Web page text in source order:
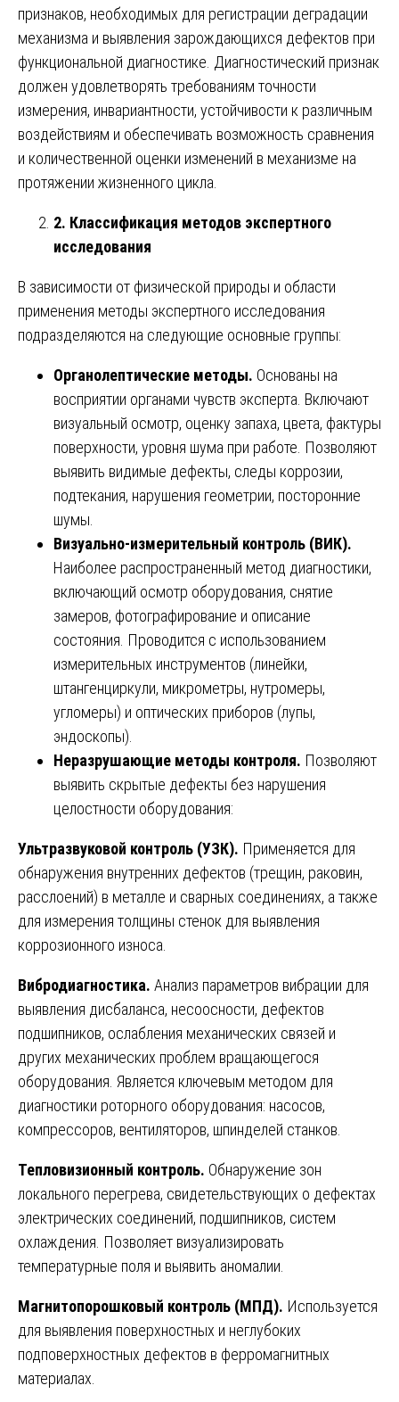
признаков, необходимых для регистрации деградации
механизма и выявления зарождающихся дефектов при
функциональной диагностике. Диагностический признак
должен удовлетворять требованиям точности
измерения, инвариантности, устойчивости к различным
воздействиям и обеспечивать возможность сравнения
и количественной оценки изменений в механизме на
протяжении жизненного цикла.
2. Классификация методов экспертного
исследования
В зависимости от физической природы и области
применения методы экспертного исследования
подразделяются на следующие основные группы:
Органолептические методы. Основаны на
восприятии органами чувств эксперта. Включают
визуальный осмотр, оценку запаха, цвета, фактуры
поверхности, уровня шума при работе. Позволяют
выявить видимые дефекты, следы коррозии,
подтекания, нарушения геометрии, посторонние
шумы.
Визуально-измерительный контроль (ВИК).
Наиболее распространенный метод диагностики,
включающий осмотр оборудования, снятие
замеров, фотографирование и описание
состояния. Проводится с использованием
измерительных инструментов (линейки,
штангенциркули, микрометры, нутромеры,
угломеры) и оптических приборов (лупы,
эндоскопы).
Неразрушающие методы контроля. Позволяют
выявить скрытые дефекты без нарушения
целостности оборудования:
Ультразвуковой контроль (УЗК). Применяется для
обнаружения внутренних дефектов (трещин, раковин,
расслоений) в металле и сварных соединениях, а также
для измерения толщины стенок для выявления
коррозионного износа.
Вибродиагностика. Анализ параметров вибрации для
выявления дисбаланса, несоосности, дефектов
подшипников, ослабления механических связей и
других механических проблем вращающегося
оборудования. Является ключевым методом для
диагностики роторного оборудования: насосов,
компрессоров, вентиляторов, шпинделей станков.
Тепловизионный контроль. Обнаружение зон
локального перегрева, свидетельствующих о дефектах
электрических соединений, подшипников, систем
охлаждения. Позволяет визуализировать
температурные поля и выявить аномалии.
Магнитопорошковый контроль (МПД). Используется
для выявления поверхностных и неглубоких
подповерхностных дефектов в ферромагнитных
материалах.